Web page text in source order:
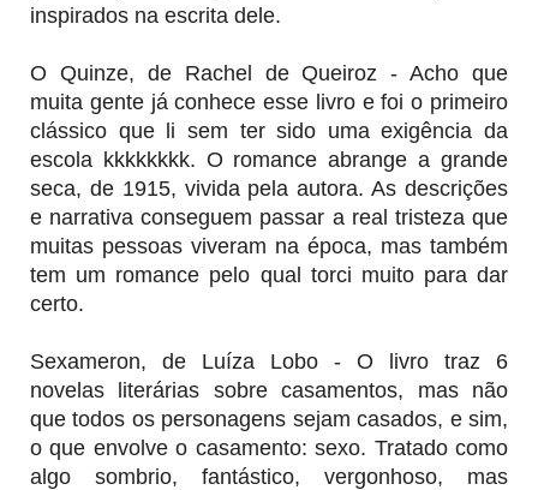
inspirados na escrita dele.
O Quinze, de Rachel de Queiroz - Acho que
muita gente já conhece esse livro e foi o primeiro
clássico que li sem ter sido uma exigência da
escola kkkkkkkk. O romance abrange a grande
seca, de 1915, vivida pela autora. As descrições
e narrativa conseguem passar a real tristeza que
muitas pessoas viveram na época, mas também
tem um romance pelo qual torci muito para dar
certo.
Sexameron, de Luíza Lobo - O livro traz 6
novelas literárias sobre casamentos, mas não
que todos os personagens sejam casados, e sim,
o que envolve o casamento: sexo. Tratado como
algo sombrio, fantástico, vergonhoso, mas